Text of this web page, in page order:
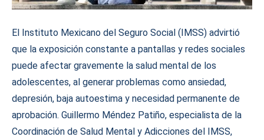
El Instituto Mexicano del Seguro Social (IMSS) advirtió
que la exposición constante a pantallas y redes sociales
puede afectar gravemente la salud mental de los
adolescentes, al generar problemas como ansiedad,
depresión, baja autoestima y necesidad permanente de
aprobación. Guillermo Méndez Patiño, especialista de la
Coordinación de Salud Mental y Adicciones del IMSS,